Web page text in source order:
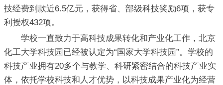
技经费到款近6.5亿元，获得省、部级科技奖励6项，获专
利授权432项。
学校一直致力于高科技成果转化和产业化工作，北京
化工大学科技园已经被认定为“国家大学科技园”。学校的
科技产业拥有20多个与教学、科研紧密结合的科技产业实
体，依托学校科技和人才优势，以科技成果产业化为经营